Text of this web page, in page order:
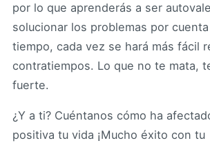
por lo que aprenderás a ser
solucionar los problemas por
tiempo, cada vez se hará más fácil
contratiempos. Lo que no te mata,
fuerte.
¿Y a ti? Cuéntanos cómo ha
positiva tu vida ¡Mucho éxito con tu